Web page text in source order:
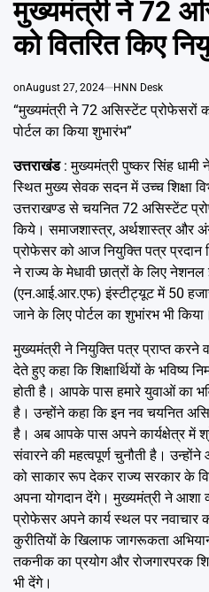
मुख्यमंत्री ने 72
को वितरित किए
onAugust 27, 2024 HNN Desk
“मुख्यमंत्री ने 72 असिस्टेंट प्रोफेसरों
पोर्टल का किया शुभारंभ”
उत्तराखंड: मुख्यमंत्री पुष्कर सिंह
स्थित मुख्य सेवक सदन में उच्च शिक्षा
उत्तराखण्ड से चयनित 72 असिस्टेंट
किये। समाजशास्त्र, अर्थशास्त्र और
प्रोफेसर को आज नियुक्ति पत्र
ने राज्य के मेधावी छात्रों के लिए
(एन.आई.आर.एफ) इंस्टीट्यूट में 50
जाने के लिए पोर्टल का शुभांरभ भी किया।
मुख्यमंत्री ने नियुक्ति पत्र प्राप्त
देते हुए कहा कि शिक्षार्थियों के भविष्य
होती है। आपके पास हमारे युवाओं का
है। उन्होंने कहा कि इन नव चयनित
है। अब आपके पास अपने कार्यक्षेत्र में
संवारने की महत्वपूर्ण चुनौती है।
को साकार रूप देकर राज्य सरकार के
अपना योगदान देंगे। मुख्यमंत्री ने
प्रोफेसर अपने कार्य स्थल पर नवाचार
कुरीतियों के खिलाफ जागरूकता
तकनीक का प्रयोग और रोजगारपरक
भी देंगे।